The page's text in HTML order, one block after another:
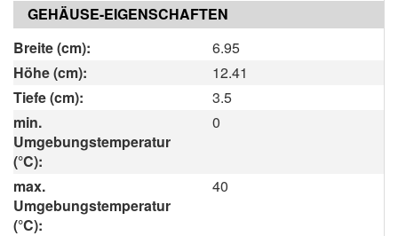
GEHÄUSE-EIGENSCHAFTEN
Breite (cm):
6.95
Höhe (cm):
12.41
Tiefe (cm):
3.5
min.
Umgebungstemperatur
(°C):
0
max.
Umgebungstemperatur
(°C):
40